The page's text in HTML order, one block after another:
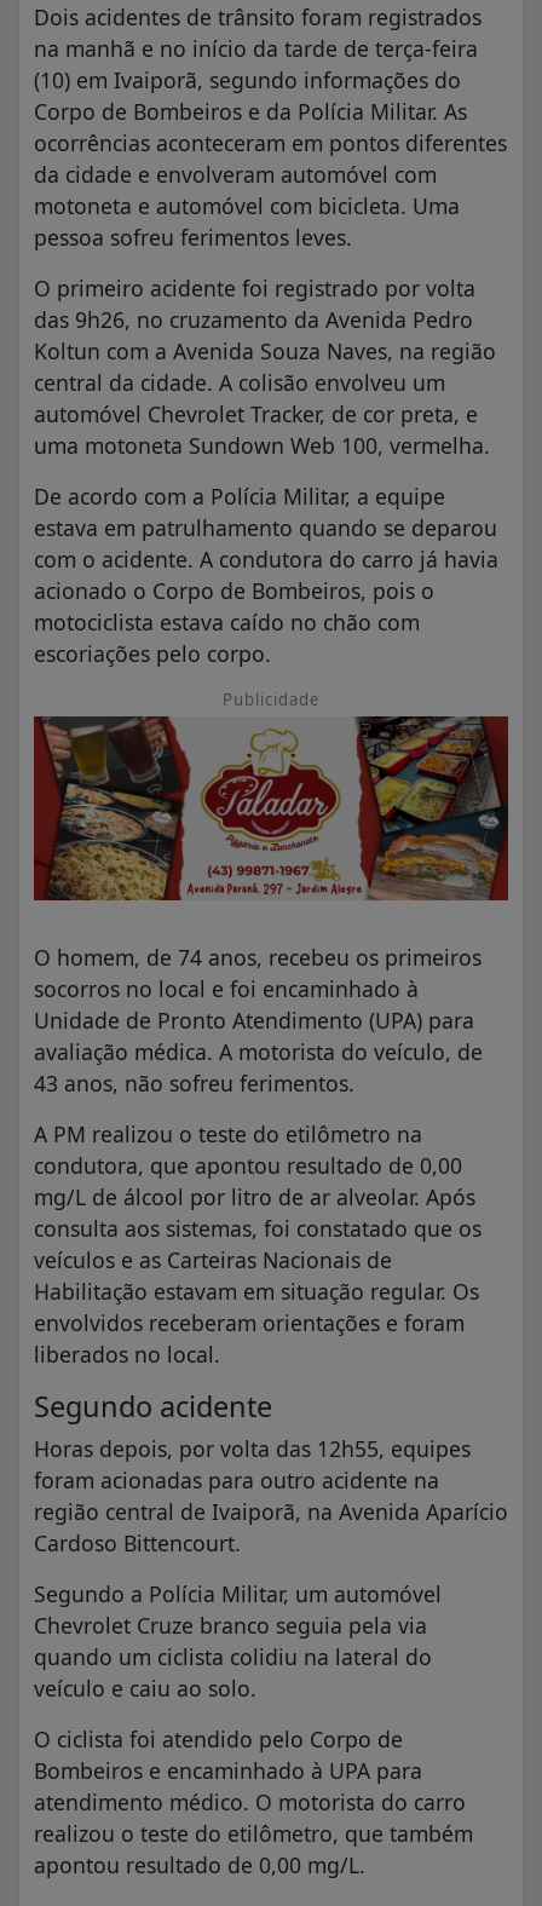
Dois acidentes de trânsito foram registrados
na manhã e no início da tarde de terça-feira
(10) em Ivaiporã, segundo informações do
Corpo de Bombeiros e da Polícia Militar. As
ocorrências aconteceram em pontos diferentes
da cidade e envolveram automóvel com
motoneta e automóvel com bicicleta. Uma
pessoa sofreu ferimentos leves.
O primeiro acidente foi registrado por volta
das 9h26, no cruzamento da Avenida Pedro
Koltun com a Avenida Souza Naves, na região
central da cidade. A colisão envolveu um
automóvel Chevrolet Tracker, de cor preta, e
uma motoneta Sundown Web 100, vermelha.
De acordo com a Polícia Militar, a equipe
estava em patrulhamento quando se deparou
com o acidente. A condutora do carro já havia
acionado o Corpo de Bombeiros, pois o
motociclista estava caído no chão com
escoriações pelo corpo.
Publicidade
O homem, de 74 anos, recebeu os primeiros
socorros no local e foi encaminhado à
Unidade de Pronto Atendimento (UPA) para
avaliação médica. A motorista do veículo, de
43 anos, não sofreu ferimentos.
A PM realizou o teste do etilômetro na
condutora, que apontou resultado de 0,00
mg/L de álcool por litro de ar alveolar. Após
consulta aos sistemas, foi constatado que os
veículos e as Carteiras Nacionais de
Habilitação estavam em situação regular. Os
envolvidos receberam orientações e foram
liberados no local.
Segundo acidente
Horas depois, por volta das 12h55, equipes
foram acionadas para outro acidente na
região central de Ivaiporã, na Avenida Aparício
Cardoso Bittencourt.
Segundo a Polícia Militar, um automóvel
Chevrolet Cruze branco seguia pela via
quando um ciclista colidiu na lateral do
veículo e caiu ao solo.
O ciclista foi atendido pelo Corpo de
Bombeiros e encaminhado à UPA para
atendimento médico. O motorista do carro
realizou o teste do etilômetro, que também
apontou resultado de 0,00 mg/L.